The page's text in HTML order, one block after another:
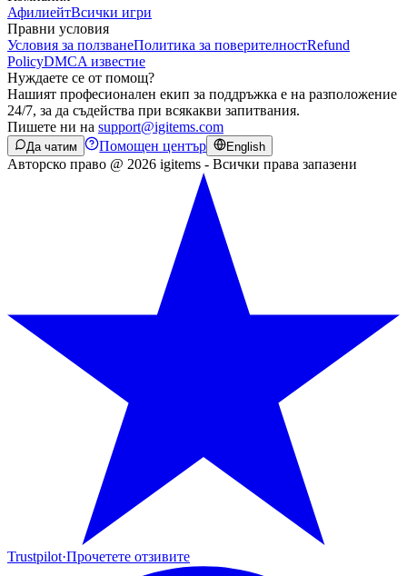
АфилиейтВсички игри
Правни условия
Условия за ползванеПолитика за поверителностRefund
PolicyDMCA известие
Нуждаете се от помощ?
Нашият професионален екип за поддръжка е на разположение
24/7, за да съдейства при всякакви запитвания.
Пишете ни на support@igitems.com
Да чатим Помощен център English
Авторско право @ 2026 igitems - Всички права запазени
Trustpilot·Прочетете отзивите